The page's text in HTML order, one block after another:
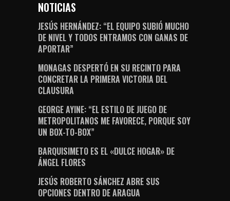
NOTICIAS
JESÚS HERNÁNDEZ: “EL EQUIPO SUBIÓ MUCHO
DE NIVEL Y TODOS ENTRAMOS CON GANAS DE
APORTAR”
MONAGAS DESPERTÓ EN SU RECINTO PARA
CONCRETAR LA PRIMERA VICTORIA DEL
CLAUSURA
GEORGE AYINE: “EL ESTILO DE JUEGO DE
METROPOLITANOS ME FAVORECE, PORQUE SOY
UN BOX-TO-BOX”
BARQUISIMETO ES EL «DULCE HOGAR» DE
ÁNGEL FLORES
JESÚS ROBERTO SÁNCHEZ ABRE SUS
OPCIONES DENTRO DE ARAGUA